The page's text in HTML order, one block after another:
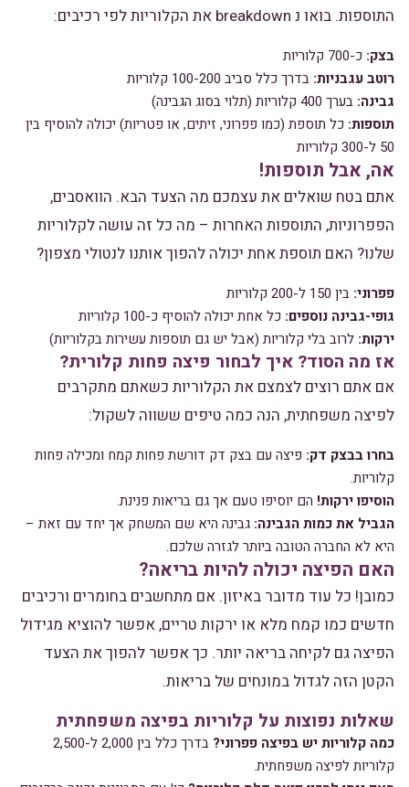
התוספות. בואו נ breakdown את הקלוריות לפי רכיבים:
בצק: כ-700 קלוריות
רוטב עגבניות: בדרך כלל סביב 100-200 קלוריות
גבינה: בערך 400 קלוריות (תלוי בסוג הגבינה)
תוספות: כל תוספת (כמו פפרוני, זיתים, או פטריות) יכולה להוסיף בין
50 ל-300 קלוריות
אה, אבל תוספות!
אתם בטח שואלים את עצמכם מה הצעד הבא. הוואסבים,
הפפרוניות, התוספות האחרות – מה כל זה עושה לקלוריות
שלנו? האם תוספת אחת יכולה להפוך אותנו לנטולי מצפון?
פפרוני: בין 150 ל-200 קלוריות
גופי-גבינה נוספים: כל אחת יכולה להוסיף כ-100 קלוריות
ירקות: לרוב בלי קלוריות (אבל יש גם תוספות עשירות בקלוריות)
אז מה הסוד? איך לבחור פיצה פחות קלורית?
אם אתם רוצים לצמצם את הקלוריות כשאתם מתקרבים
לפיצה משפחתית, הנה כמה טיפים ששווה לשקול:
בחרו בבצק דק: פיצה עם בצק דק דורשת פחות קמח ומכילה פחות
קלוריות.
הוסיפו ירקות! הם יוסיפו טעם אך גם בריאות פנינת.
הגביל את כמות הגבינה: גבינה היא שם המשחק אך יחד עם זאת –
היא לא החברה הטובה ביותר לגזרה שלכם.
האם הפיצה יכולה להיות בריאה?
כמובן! כל עוד מדובר באיזון. אם מתחשבים בחומרים ורכיבים
חדשים כמו קמח מלא או ירקות טריים, אפשר להוציא מגידול
הפיצה גם לקיחה בריאה יותר. כך אפשר להפוך את הצעד
הקטן הזה לגדול במונחים של בריאות.
שאלות נפוצות על קלוריות בפיצה משפחתית
כמה קלוריות יש בפיצה פפרוני?
בדרך כלל בין 2,000 ל-2,500
קלוריות לפיצה משפחתית.